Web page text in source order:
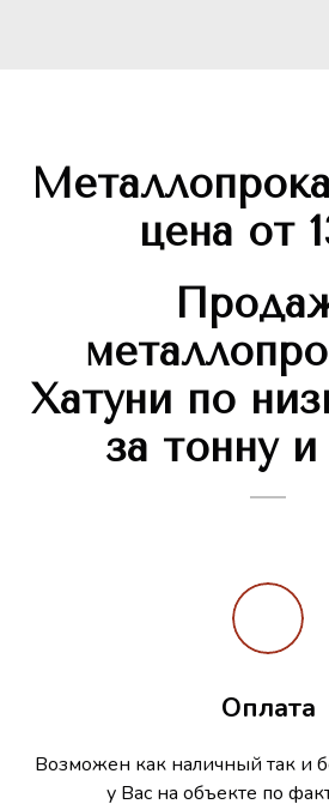
цена от
Хатуни по
за тонну
Оплата
Возможен как наличный так и
у Вас на объекте по